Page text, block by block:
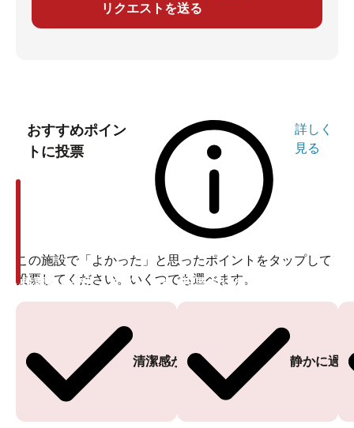
リクエストを送る
おすすめポイン
トに投票
詳しく
見る
この施設で「よかった」と思ったポイントをタップして
投票してください。いくつでも選べます。
清潔感がある
投票ありがとうございます
静かに過
投票ありがとうございます